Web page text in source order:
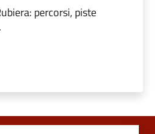
percorsi, piste